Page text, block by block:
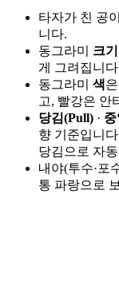
타자가 친 공
니다.
동그라미 크기
게 그려집니
동그라미 색
고, 빨강은 안
당김(Pull) ·
향 기준입니
당김으로 자
내야(투수·포
통 파랑으로